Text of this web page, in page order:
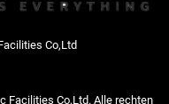
Co,Ltd
Facilities Co,Ltd. Alle rechten